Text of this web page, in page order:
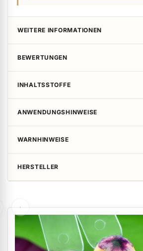
WEITERE INFORMATIONEN
BEWERTUNGEN
INHALTSSTOFFE
ANWENDUNGSHINWEISE
WARNHINWEISE
HERSTELLER